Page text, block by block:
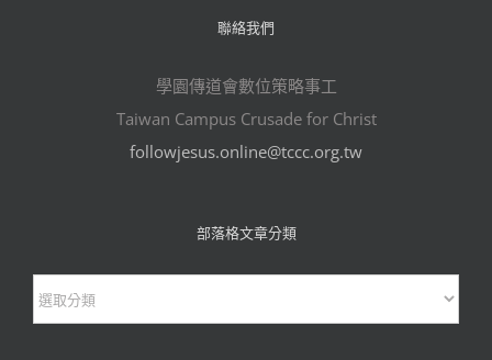
聯絡我們
學園傳道會數位策略事工
Taiwan Campus Crusade for Christ
followjesus.online@tccc.org.tw
部落格文章分類
部
落